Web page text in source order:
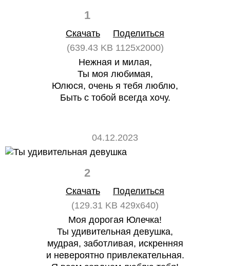
1
Скачать
Поделиться
(639.43 KB 1125x2000)
Нежная и милая,
Ты моя любимая,
Юлюся, очень я тебя люблю,
Быть с тобой всегда хочу.
04.12.2023
2
Скачать
Поделиться
(129.31 KB 429x640)
Моя дорогая Юлечка!
Ты удивительная девушка,
мудрая, заботливая, искренняя
и невероятно привлекательная.